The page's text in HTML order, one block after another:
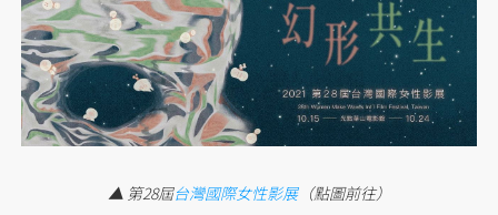
▲ 第28屆台灣國際女性影展（點圖前往）